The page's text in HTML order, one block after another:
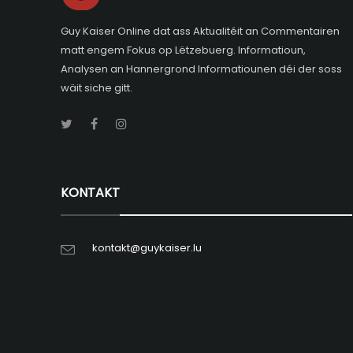
Guy Kaiser Online dat ass Aktualitéit an Commentairen
matt engem Fokus op Lëtzebuerg. Informatioun,
Analysen an Hannergrond Informatiounen déi der soss
wäit siche gitt.
KONTAKT
kontakt@guykaiser.lu